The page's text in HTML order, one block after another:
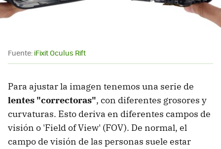
Fuente: iFixit Oculus Rift
Para ajustar la imagen tenemos una serie de
lentes "correctoras", con diferentes grosores y
curvaturas. Esto deriva en diferentes campos de
visión o 'Field of View' (FOV). De normal, el
campo de visión de las personas suele estar